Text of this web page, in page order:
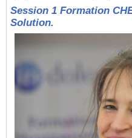
Session 1 Formation
Solution.